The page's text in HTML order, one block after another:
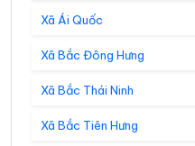
Xã Ái Quốc
Xã Bắc Đông Hưng
Xã Bắc Thái Ninh
Xã Bắc Tiên Hưng